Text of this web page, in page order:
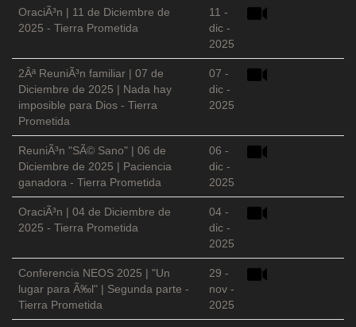
OraciÃ³n | 11 de Diciembre de
2025 - Tierra Prometida
11 -
dic -
2025
2Âª ReuniÃ³n familiar | 07 de
Diciembre de 2025 | Nada hay
imposible para Dios - Tierra
Prometida
07 -
dic -
2025
ReuniÃ³n "SÃ© Sano" | 06 de
Diciembre de 2025 | Paciencia
ganadora - Tierra Prometida
06 -
dic -
2025
OraciÃ³n | 04 de Diciembre de
2025 - Tierra Prometida
04 -
dic -
2025
Conferencia NEOS 2025 | "Un
lugar para Ã‰l" | Segunda parte -
Tierra Prometida
29 -
nov -
2025